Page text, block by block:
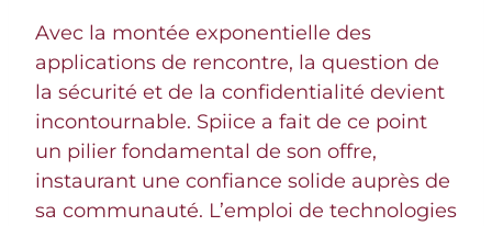
Avec la montée exponentielle des
applications de rencontre, la question de
la sécurité et de la confidentialité devient
incontournable. Spiice a fait de ce point
un pilier fondamental de son offre,
instaurant une confiance solide auprès de
sa communauté. L’emploi de technologies